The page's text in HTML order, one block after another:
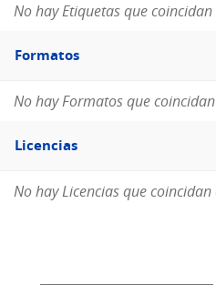
No hay Etiquetas que
Filtro
Formatos
Formatos
No hay Formatos que
Filtro
Licencias
Licencias
No hay Licencias que